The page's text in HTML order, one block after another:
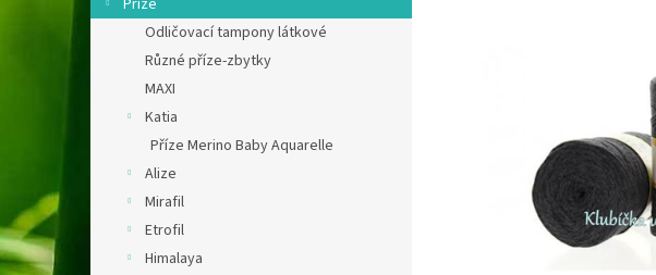
a
Příze
Odličovací tampony látkové
Různé příze-zbytky
MAXI
Katia
Příze Merino Baby Aquarelle
Alize
Mirafil
Etrofil
Himalaya
hvězdiček.